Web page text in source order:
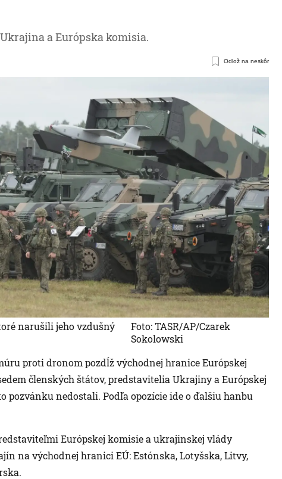
a Európska komisia.
Odlož na neskôr
narušili jeho vzdušný
Foto: TASR/AP/Czarek
Sokolowski
proti dronom pozdĺž východnej hranice Európskej
členských štátov, predstavitelia Ukrajiny a Európskej
pozvánku nedostali. Podľa opozície ide o ďalšiu hanbu
Európskej komisie a ukrajinskej vlády
na východnej hranici EÚ: Estónska, Lotyšska, Litvy,